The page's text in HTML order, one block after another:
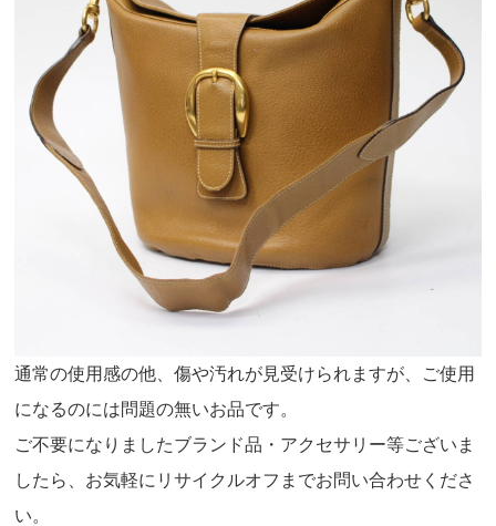
通常の使用感の他、傷や汚れが見受けられますが、ご使用
になるのには問題の無いお品です。
ご不要になりましたブランド品・アクセサリー等ございま
したら、お気軽にリサイクルオフまでお問い合わせくださ
い。